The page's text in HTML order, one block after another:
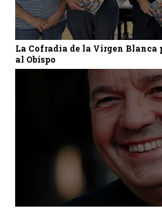
La Cofradía de la Virgen
al Obispo